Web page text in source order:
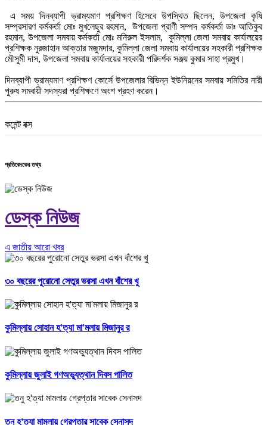
এ সময় দিনব্যাপী ভ্রাম্যমাণ প্রশিক্ষণ হিসেবে উপস্থিত ছিলেন, উপজেলা কৃষি
সম্প্রসারণ কর্মকর্তা মোঃ মুখলেছুর রহমান, উপজেলা প্রাণী সম্পদ কর্মকর্তা ডাঃ আতিকুর
রহমান, উপজেলা সমবায় কর্মকর্তা মোঃ মনিরুল ইসলাম, কুমিল্লা জেলা সমবায় কার্যালয়ের
প্রশিক্ষক নুরজাহান আক্তার মজুমদার, কুমিল্লা জেলা সমবায় কার্যালয়ের সহকারী প্রশিক্ষক
মৌসুমী দাস, উপজেলা সমবায় কার্যালয়ের সহকারী পরিদর্শক সঞ্জয় কুমার সাহা প্রমুখ।
দিনব্যাপী ভ্রাম্যমাণ প্রশিক্ষণ কোর্সে উপজেলার বিভিন্ন ইউনিয়নের সমবায় সমিতির নারী
পুরুষ সমবায়ী সদস্যরা প্রশিক্ষণে অংশ গ্রহণ করেন।
কমেন্ট বক্স
প্রতিবেদকের তথ্য
ডেস্ক নিউজ
এ জাতীয় আরো খবর
৩০ বছরের পুরোনো সেতুর ভরসা এখন বাঁশের খু
কুমিল্লায় সোহান হ'ত্যা মা'মলায় মিজানুর র
কুমিল্লায় জুলাই গণঅভ্যুত্থান দিবস পালিত
তনু হ'ত্যা মামলায় গ্রেপ্তার সাবেক সেনাসদ